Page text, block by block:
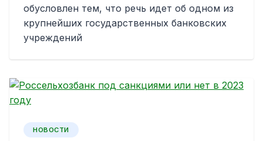
обусловлен тем, что речь идет об одном из
крупнейших государственных банковских
учреждений
НОВОСТИ